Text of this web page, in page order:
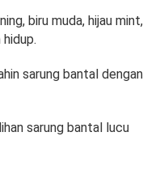
biru muda, hijau mint,
sarung bantal dengan
sarung bantal lucu